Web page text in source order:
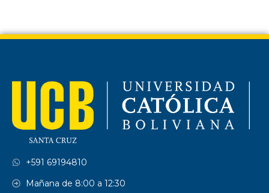
+591 69194810
Mañana de 8:00 a 12:30